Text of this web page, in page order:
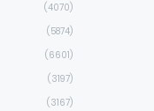
(4070)
(5874)
(6601)
(3197)
(3167)